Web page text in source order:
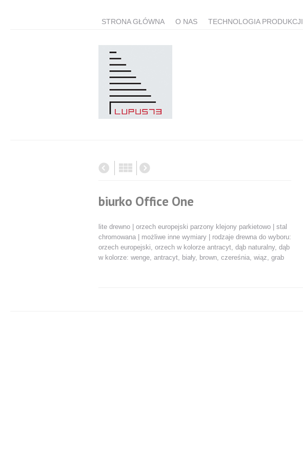
STRONA GŁÓWNA O NAS TECHNOLOGIA PRODUKCJI
biurko Office One
lite drewno | orzech europejski parzony klejony parkietowo | stal
chromowana | możliwe inne wymiary | rodzaje drewna do wyboru:
orzech europejski, orzech w kolorze antracyt, dąb naturalny, dąb
w kolorze: wenge, antracyt, biały, brown, czereśnia, wiąz, grab